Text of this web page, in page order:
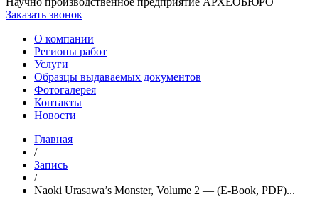
Заказать звонок
О компании
Регионы работ
Услуги
Образцы выдаваемых документов
Фотогалерея
Контакты
Новости
Главная
/
Запись
/
Naoki Urasawa’s Monster, Volume 2 — (E-Book, PDF)...